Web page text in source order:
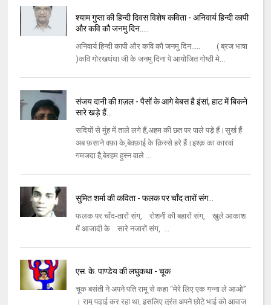
श्याम गुप्ता की हिन्दी दिवस विशेष कविता - अनिवार्य हिन्दी कापी
और कवि कौ जनमु दिन.....
अनिवार्य हिन्दी कापी और कवि कौ जनमु दिन..... ( ब्रज भाषा
)कवि गोरखधंधा जी के जनमु दिना पे आयोजित गोष्ठी मे...
संजय दानी की ग़ज़ल - पैसों के आगे बेबस है इंसां, हाट में बिकने
सारे खड़े हैं...
सदियों से मुंह में ताले लगे हैं,अहम की छत पर पाले पड़े हैं।सुर्ख हैं
अब फ़साने वफ़ा के,बेवफ़ाई के क़िस्से हरे हैं।इश्क़ का कारवां
गमजदा है,बेरहम हुस्न वाले ...
सुमित शर्मा की कविता - फलक पर चाँद तारों संग...
फलक पर चाँद-तारों संग, रोशनी की बहारों संग, खुले आकाश
में आजादी के सारे नजारों संग, ...
एस. के. पाण्डेय की लघुकथा - चूक
चूक बसंती ने अपने पति रामू से कहा “मेरे लिए एक गन्ना ले आओ”
। रामू पढ़ाई कर रहा था, इसलिए तुरंत अपने छोटे भाई को आवाज